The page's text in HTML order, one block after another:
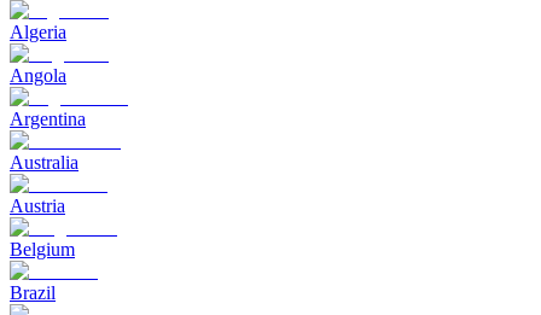
Algeria
Angola
Argentina
Australia
Austria
Belgium
Brazil